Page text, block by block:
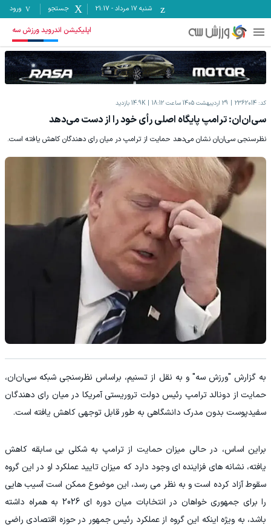
شنبه ۱۷ مرداد -
21:17 جستجو ورود
اپلیکیشن اندروید ورزش سه
کد: 2362014 29 اردیبهشت 1405 ساعت 18:12 14.9K بازدید
سی‌ان‌ان: ترامپ پایگاه اصلی رأی خود را از دست می‌دهد
نظرسنجی سی‌ان‌ان نشان می‌دهد حمایت از ترامپ در میان رای دهندگان کاهش یافته است.
به گزارش "ورزش سه" و به نقل از تسنیم، براساس نظرسنجی شبکه سی‌ان‌ان،
حمایت از دونالد ترامپ رئیس دولت تروریستی آمریکا در میان رای دهندگان
سفیدپوست بدون مدرک دانشگاهی به طور قابل توجهی کاهش یافته است.
براین اساس، در حالی میزان حمایت از ترامپ به شکلی بی سابقه کاهش
یافته، نشانه های فزاینده ای وجود دارد که میزان تایید عملکرد او در این گروه
سقوط آزاد کرده است و به نظر می رسد، این موضوع ممکن است آسیب هایی
را برای جمهوری خواهان در انتخابات میان دوره ای 2026 به همراه داشته
باشد، به ویژه اینکه این گروه از عملکرد رئیس جمهور در حوزه اقتصادی راضی